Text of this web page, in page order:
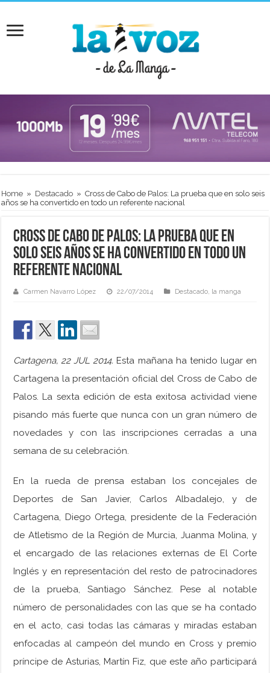
Home » Destacado » Cross de Cabo de Palos: La prueba que en solo seis
años se ha convertido en todo un referente nacional
Cross de Cabo de Palos: La prueba que en
solo seis años se ha convertido en todo un
referente nacional
Carmen Navarro López 22/07/2014 Destacado, la manga
Cartagena, 22 JUL 2014. Esta mañana ha tenido lugar en
Cartagena la presentación oficial del Cross de Cabo de
Palos. La sexta edición de esta exitosa actividad viene
pisando más fuerte que nunca con un gran número de
novedades y con las inscripciones cerradas a una
semana de su celebración.
En la rueda de prensa estaban los concejales de
Deportes de San Javier, Carlos Albadalejo, y de
Cartagena, Diego Ortega, presidente de la Federación
de Atletismo de la Región de Murcia, Juanma Molina, y
el encargado de las relaciones externas de El Corte
Inglés y en representación del resto de patrocinadores
de la prueba, Santiago Sánchez. Pese al notable
número de personalidades con las que se ha contado
en el acto, casi todas las cámaras y miradas estaban
enfocadas al campeón del mundo en Cross y premio
príncipe de Asturias, Martín Fiz, que este año participará